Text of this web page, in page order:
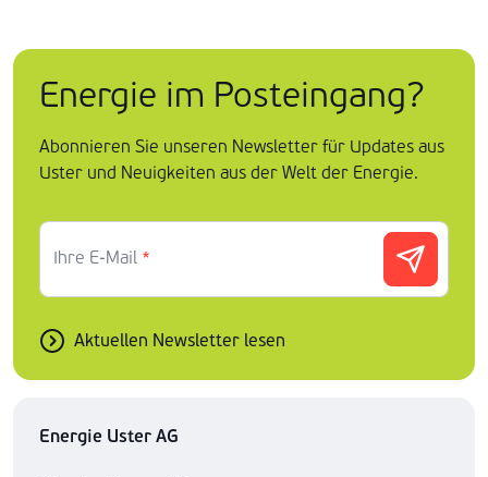
Energie im Posteingang?
Abonnieren Sie unseren Newsletter für Updates aus
Uster und Neuigkeiten aus der Welt der Energie.
Ihre E-Mail *
Aktuellen Newsletter lesen
Energie Uster AG